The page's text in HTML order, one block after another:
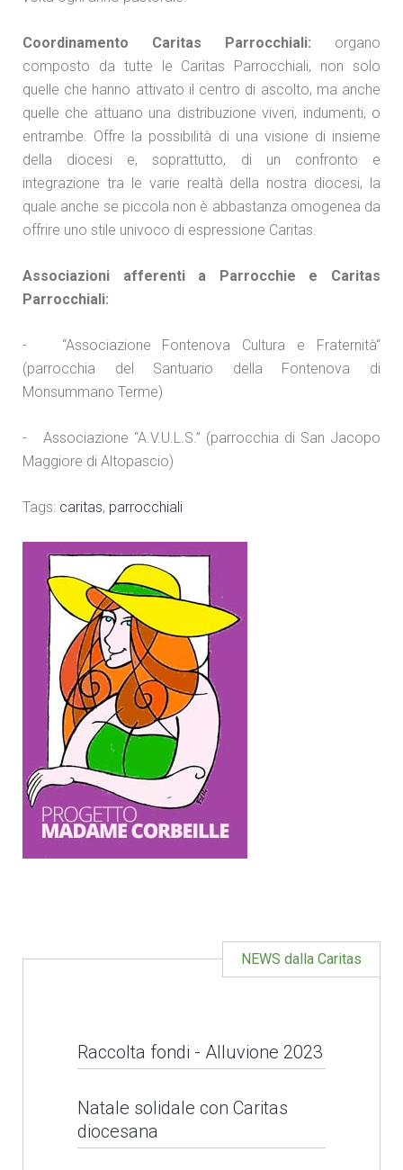
Coordinamento Caritas Parrocchiali: organo
composto da tutte le Caritas Parrocchiali, non solo
quelle che hanno attivato il centro di ascolto, ma anche
quelle che attuano una distribuzione viveri, indumenti, o
entrambe. Offre la possibilità di una visione di insieme
della diocesi e, soprattutto, di un confronto e
integrazione tra le varie realtà della nostra diocesi, la
quale anche se piccola non è abbastanza omogenea da
offrire uno stile univoco di espressione Caritas.
Associazioni afferenti a Parrocchie e Caritas
Parrocchiali:
- “Associazione Fontenova Cultura e Fraternità“
(parrocchia del Santuario della Fontenova di
Monsummano Terme)
- Associazione “A.V.U.L.S.” (parrocchia di San Jacopo
Maggiore di Altopascio)
Tags: caritas, parrocchiali
NEWS dalla Caritas
Raccolta fondi - Alluvione 2023
Raccolta fondi -
Alluvione 2023
Natale solidale con Caritas
diocesana